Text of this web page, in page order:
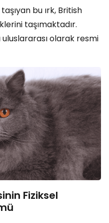
bu ırk, British
taşımaktadır.
uluslararası olarak resmi
Fiziksel